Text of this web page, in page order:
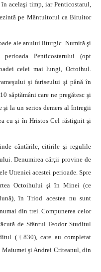
acelaşi timp, iar Penticostarul,
pe Mântuitorul ca Biruitor
ale anului liturgic. Numită şi
perioada Penticostarului (opt
celei mai lungi, Octoihul.
şi fariseului şi până în
săptămâni care ne pregătesc şi
şi la un serios demers al întregii
cu şi în Hristos Cel răstignit şi
cântările, citirile şi regulile
Denumirea cărţii provine de
Utreniei acestei perioade. Spre
Octoihului şi în Minei (ce
în Triod acestea nu sunt
din trei. Compunerea celor
de Sfântul Teodor Studitul
(†830), care au completat
şi Andrei Criteanul, din